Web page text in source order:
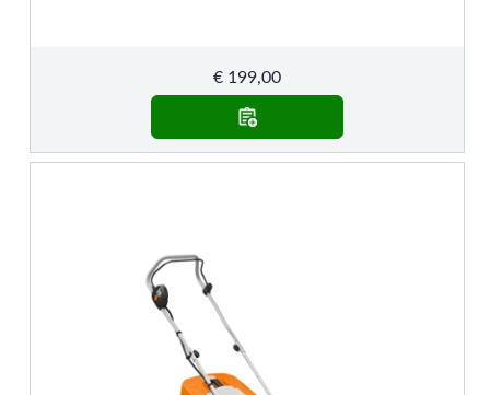
€ 199,00